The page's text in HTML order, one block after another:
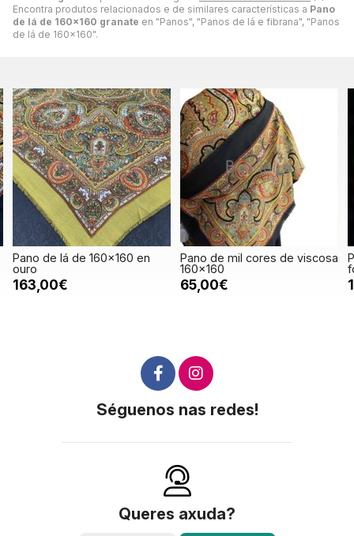
Encontra produtos relacionados e de similares características a Pano
de lá de 160x160 granate en "Panos", "Panos de lá e fibrana", "Panos
de lá de 160x160".
Pano de lá de 160x160 en
ouro
163,00€
Pano de mil cores de viscosa
160x160
65,00€
Séguenos nas redes!
Queres axuda?